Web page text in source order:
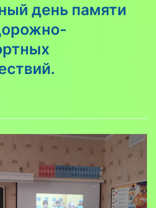
день памяти